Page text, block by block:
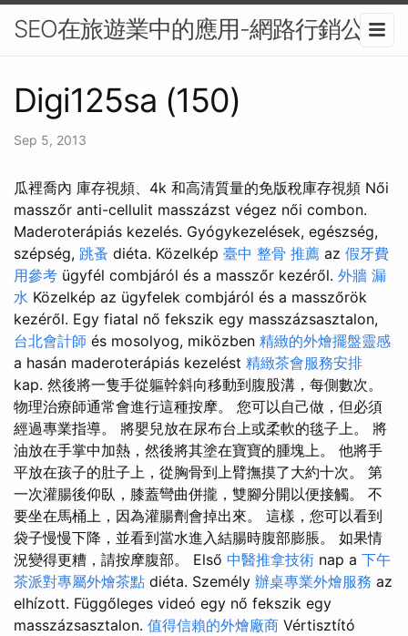
SEO在旅遊業中的應用-網路行銷公司
Digi125sa (150)
Sep 5, 2013
瓜裡喬內 庫存視頻、4k 和高清質量的免版稅庫存視頻 Női
masszőr anti-cellulit masszázst végez női combon.
Maderoterápiás kezelés. Gyógykezelések, egészség,
szépség, 跳蚤 diéta. Közelkép 臺中 整骨 推薦 az 假牙費
用參考 ügyfél combjáról és a masszőr kezéről. 外牆 漏
水 Közelkép az ügyfelek combjáról és a masszőrök
kezéről. Egy fiatal nő fekszik egy masszázsasztalon,
台北會計師 és mosolyog, miközben 精緻的外燴擺盤靈感
a hasán maderoterápiás kezelést 精緻茶會服務安排
kap. 然後將一隻手從軀幹斜向移動到腹股溝，每側數次。
物理治療師通常會進行這種按摩。 您可以自己做，但必須
經過專業指導。 將嬰兒放在尿布台上或柔軟的毯子上。 將
油放在手掌中加熱，然後將其塗在寶寶的腫塊上。 他將手
平放在孩子的肚子上，從胸骨到上臂撫摸了大約十次。 第
一次灌腸後仰臥，膝蓋彎曲併攏，雙腳分開以便接觸。 不
要坐在馬桶上，因為灌腸劑會掉出來。 這樣，您可以看到
袋子慢慢下降，並看到當水進入結腸時腹部膨脹。 如果情
況變得更糟，請按摩腹部。 Első 中醫推拿技術 nap a 下午
茶派對專屬外燴茶點 diéta. Személy 辦桌專業外燴服務 az
elhízott. Függőleges videó egy nő fekszik egy
masszázsasztalon. 值得信賴的外燴廠商 Vértisztító